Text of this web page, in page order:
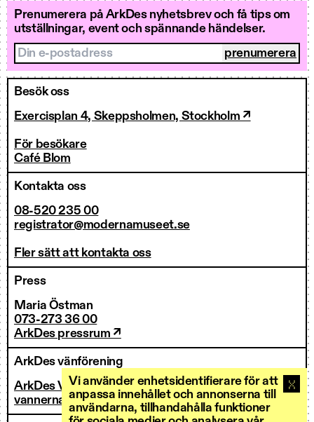
Vi använder enhetsidentifierare för att
anpassa innehållet och annonserna till
användarna, tillhandahålla funktioner
Prenumerera på ArkDes nyhetsbrev och få tips om
utställningar, event och spännande händelser.
Din e-postadress
Besök oss
Exercisplan 4, Skeppsholmen, Stockholm ↗
För besökare
Café Blom
Kontakta oss
08-520 235 00
registrator@modernamuseet.se
Fler sätt att kontakta oss
Press
Maria Östman
073-273 36 00
ArkDes pressrum ↗
ArkDes vänförening
ArkDes Vänner
vannerna@arkdes.se